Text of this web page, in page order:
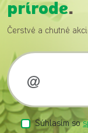
prírode.
Čerstvé a chutné
Súhlasím so